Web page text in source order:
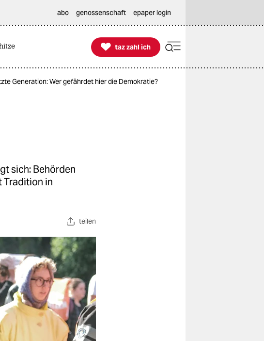
abo genossenschaft epaper login

taz zahl ich
taz zahl ich
Generation: Wer gefährdet hier die Demokratie?
sich: Behörden
Tradition in
teilen